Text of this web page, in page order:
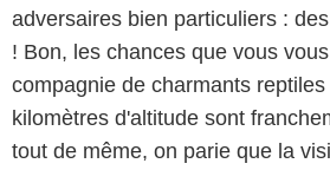
adversaires bien particuliers :
! Bon, les chances que vous
compagnie de charmants
kilomètres d'altitude sont
tout de même, on parie que la